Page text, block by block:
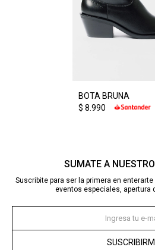
BOTA BRUNA
$ 8.990
SUMATE A
Suscribite para ser la primera en
eventos especiales, apertura